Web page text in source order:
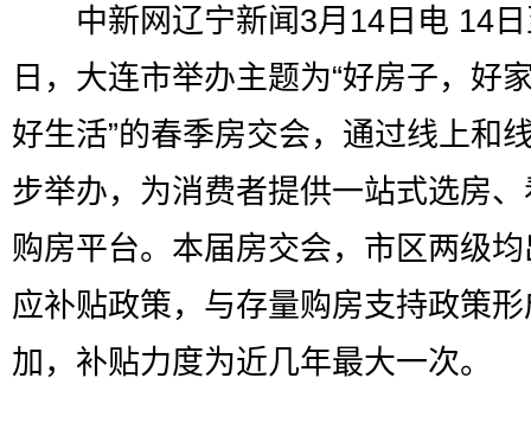
中新网辽宁新闻3月14日电 14日
日，大连市举办主题为“好房子，好
好生活”的春季房交会，通过线上和
步举办，为消费者提供一站式选房
购房平台。本届房交会，市区两级
应补贴政策，与存量购房支持政策
加，补贴力度为近几年最大一次。